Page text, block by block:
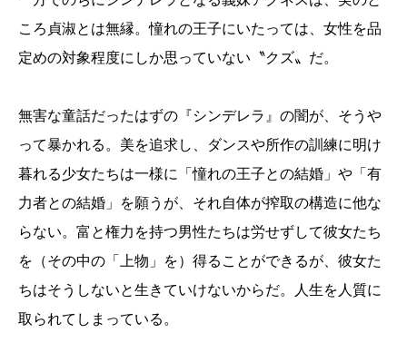
ころ貞淑とは無縁。憧れの王子にいたっては、女性を品
定めの対象程度にしか思っていない〝クズ〟だ。
無害な童話だったはずの『シンデレラ』の闇が、そうや
って暴かれる。美を追求し、ダンスや所作の訓練に明け
暮れる少女たちは一様に「憧れの王子との結婚」や「有
力者との結婚」を願うが、それ自体が搾取の構造に他な
らない。富と権力を持つ男性たちは労せずして彼女たち
を（その中の「上物」を）得ることができるが、彼女た
ちはそうしないと生きていけないからだ。人生を人質に
取られてしまっている。